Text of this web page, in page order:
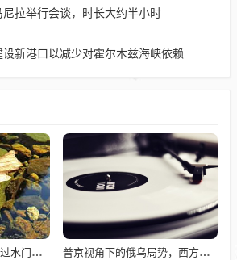
拉举行会谈，时长大约半小时
新港口以减少对霍尔木兹海峡依赖
致敬英雄志愿军烈士，过水门仪式展现最高礼遇 普京视角下的俄乌局势，西方间接介入的深度博弈与博弈解析